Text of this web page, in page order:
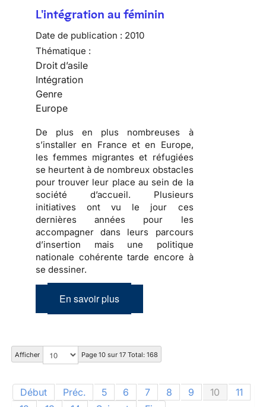
L'intégration au féminin
Date de publication : 2010
Thématique :
Droit d’asile
Intégration
Genre
Europe
De plus en plus nombreuses à
s’installer en France et en Europe,
lesfemmes migrantes et réfugiées
se heurtent à de nombreux obstacles
pour trouver leur place au sein de la
société d’accueil. Plusieurs
initiatives ont vu le jour ces
dernières années pour les
accompagner dans leurs parcours
d’insertion mais une politique
nationale cohérente tarde encore à
se dessiner.
En savoir plus
Afficher Page 10 sur 17 Total: 168
Début Préc. 5 6 7 8 9 10
11